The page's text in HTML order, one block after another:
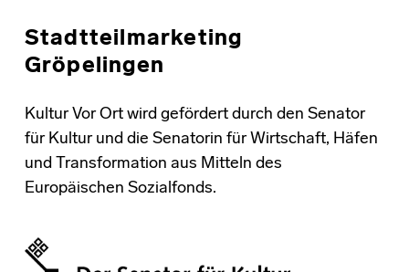
Stadtteilmarketing
Gröpelingen
Kultur Vor Ort wird gefördert durch den Senator
für Kultur und die Senatorin für Wirtschaft, Häfen
und Transformation aus Mitteln des
Europäischen Sozialfonds.